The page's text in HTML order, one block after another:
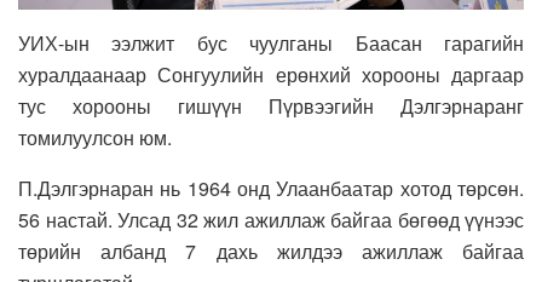
УИХ-ын ээлжит бус чуулганы Баасан гарагийн
хуралдаанаар Сонгуулийн ерөнхий хорооны даргаар
тус хорооны гишүүн Пүрвээгийн Дэлгэрнаранг
томилуулсон юм.
П.Дэлгэрнаран нь 1964 онд Улаанбаатар хотод төрсөн.
56 настай. Улсад 32 жил ажиллаж байгаа бөгөөд үүнээс
төрийн албанд 7 дахь жилдээ ажиллаж байгаа